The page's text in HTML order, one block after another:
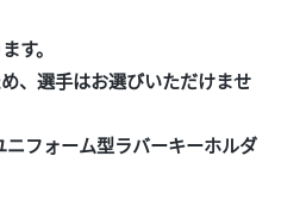
す。
、選手はお選びいただけませ
フォーム型ラバーキーホルダ